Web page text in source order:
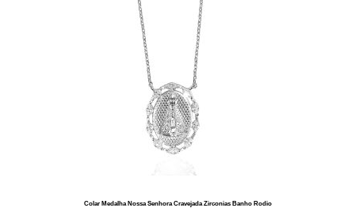
Colar Medalha Nossa Senhora Cravejada Zirconias Banho Rodio